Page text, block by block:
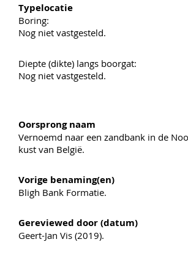
Typelocatie
Boring:
Nog niet vastgesteld.
Diepte (dikte) langs boorgat:
Nog niet vastgesteld.
Oorsprong naam
Vernoemd naar een zandbank in de
kust van België.
Vorige benaming(en)
Bligh Bank Formatie.
Gereviewed door (datum)
Geert-Jan Vis (2019).